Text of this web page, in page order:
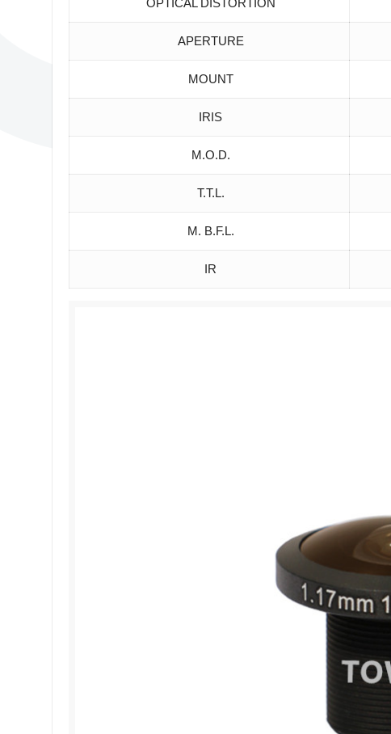
OPTICAL DISTORTION
APERTURE
MOUNT
IRIS
M.O.D.
T.T.L.
M. B.F.L.
IR